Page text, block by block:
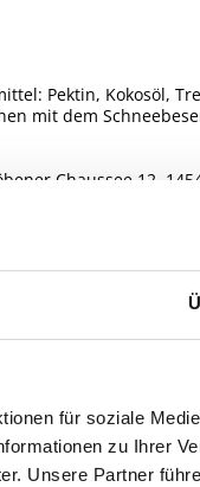
für soziale
zu Ihrer
Unsere Partner
Pektin, Kokosöl,
mit dem
Chaussee 12,